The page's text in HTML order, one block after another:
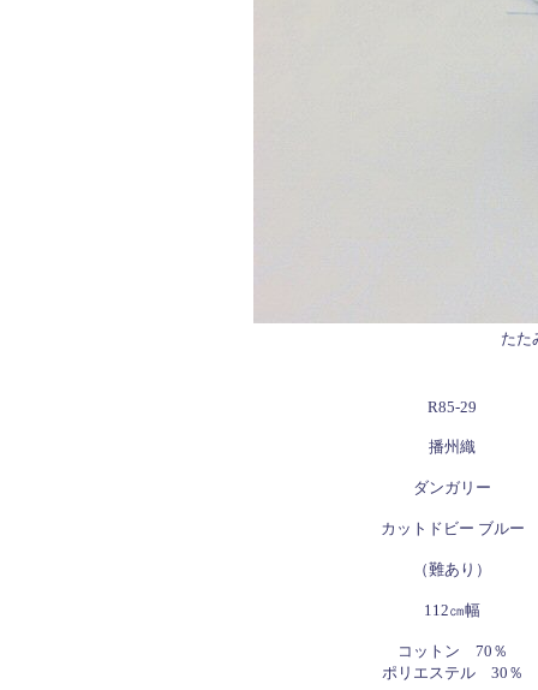
たた
R85-29
播州織
ダンガリー
カットドビー ブルー
（難あり）
112㎝幅
コットン 70％
ポリエステル 30％